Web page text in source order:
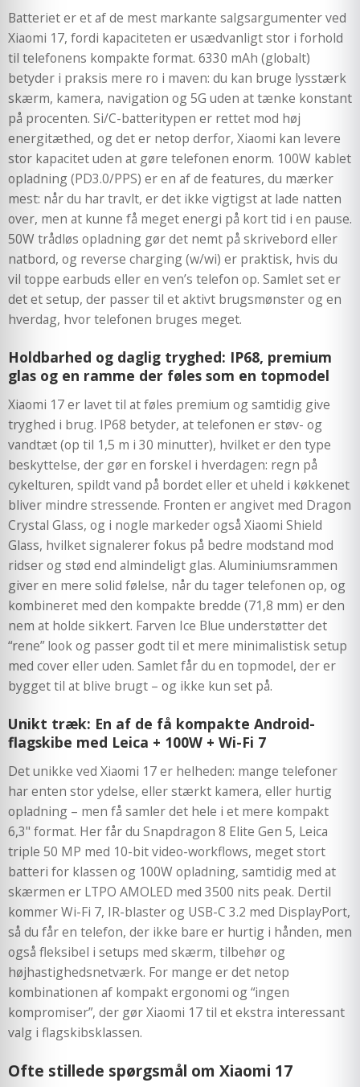
Batteriet er et af de mest markante salgsargumenter ved
Xiaomi 17, fordi kapaciteten er usædvanligt stor i forhold
til telefonens kompakte format. 6330 mAh (globalt)
betyder i praksis mere ro i maven: du kan bruge lysstærk
skærm, kamera, navigation og 5G uden at tænke konstant
på procenten. Si/C-batteritypen er rettet mod høj
energitæthed, og det er netop derfor, Xiaomi kan levere
stor kapacitet uden at gøre telefonen enorm. 100W kablet
opladning (PD3.0/PPS) er en af de features, du mærker
mest: når du har travlt, er det ikke vigtigst at lade natten
over, men at kunne få meget energi på kort tid i en pause.
50W trådløs opladning gør det nemt på skrivebord eller
natbord, og reverse charging (w/wi) er praktisk, hvis du
vil toppe earbuds eller en ven’s telefon op. Samlet set er
det et setup, der passer til et aktivt brugsmønster og en
hverdag, hvor telefonen bruges meget.
Holdbarhed og daglig tryghed: IP68, premium
glas og en ramme der føles som en topmodel
Xiaomi 17 er lavet til at føles premium og samtidig give
tryghed i brug. IP68 betyder, at telefonen er støv- og
vandtæt (op til 1,5 m i 30 minutter), hvilket er den type
beskyttelse, der gør en forskel i hverdagen: regn på
cykelturen, spildt vand på bordet eller et uheld i køkkenet
bliver mindre stressende. Fronten er angivet med Dragon
Crystal Glass, og i nogle markeder også Xiaomi Shield
Glass, hvilket signalerer fokus på bedre modstand mod
ridser og stød end almindeligt glas. Aluminiumsrammen
giver en mere solid følelse, når du tager telefonen op, og
kombineret med den kompakte bredde (71,8 mm) er den
nem at holde sikkert. Farven Ice Blue understøtter det
“rene” look og passer godt til et mere minimalistisk setup
med cover eller uden. Samlet får du en topmodel, der er
bygget til at blive brugt – og ikke kun set på.
Unikt træk: En af de få kompakte Android-
flagskibe med Leica + 100W + Wi-Fi 7
Det unikke ved Xiaomi 17 er helheden: mange telefoner
har enten stor ydelse, eller stærkt kamera, eller hurtig
opladning – men få samler det hele i et mere kompakt
6,3" format. Her får du Snapdragon 8 Elite Gen 5, Leica
triple 50 MP med 10-bit video-workflows, meget stort
batteri for klassen og 100W opladning, samtidig med at
skærmen er LTPO AMOLED med 3500 nits peak. Dertil
kommer Wi-Fi 7, IR-blaster og USB-C 3.2 med DisplayPort,
så du får en telefon, der ikke bare er hurtig i hånden, men
også fleksibel i setups med skærm, tilbehør og
højhastighedsnetværk. For mange er det netop
kombinationen af kompakt ergonomi og “ingen
kompromiser”, der gør Xiaomi 17 til et ekstra interessant
valg i flagskibsklassen.
Ofte stillede spørgsmål om Xiaomi 17